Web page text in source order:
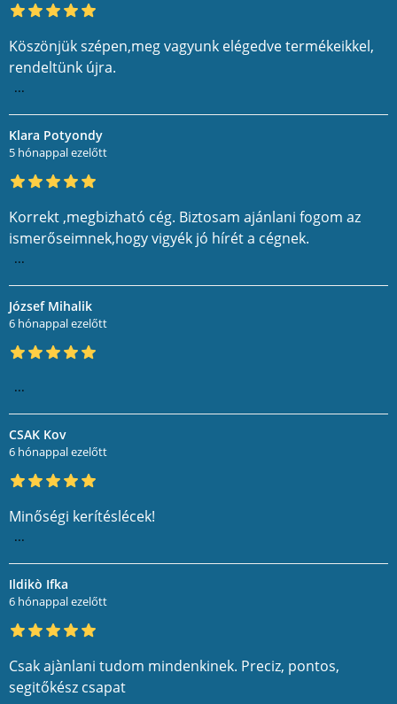
Köszönjük szépen,meg vagyunk elégedve termékeikkel,
rendeltünk újra.
...
Klara Potyondy
5 hónappal ezelőtt
Korrekt ,megbizható cég. Biztosam ajánlani fogom az
ismerőseimnek,hogy vigyék jó hírét a cégnek.
...
József Mihalik
6 hónappal ezelőtt
...
CSAK Kov
6 hónappal ezelőtt
Minőségi kerítéslécek!
...
Ildikò Ifka
6 hónappal ezelőtt
Csak ajànlani tudom mindenkinek. Preciz, pontos,
segitőkész csapat